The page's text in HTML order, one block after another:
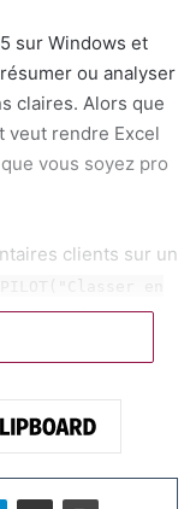
sur Windows et
ou analyser
claires. Alors que
veut rendre Excel
vous soyez pro
clients sur un
en
automatiquement
rapide ? Tapez
même générer
une
gpt-4.1-mini